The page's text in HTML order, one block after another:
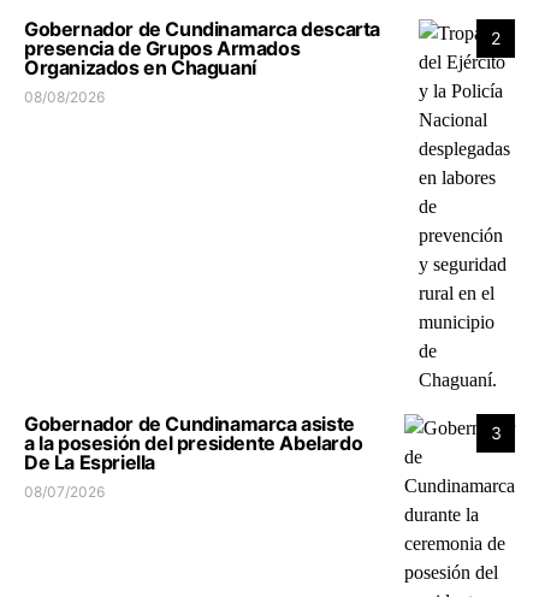
2
Gobernador de Cundinamarca descarta
presencia de Grupos Armados
Organizados en Chaguaní
08/08/2026
3
Gobernador de Cundinamarca asiste
a la posesión del presidente Abelardo
De La Espriella
08/07/2026